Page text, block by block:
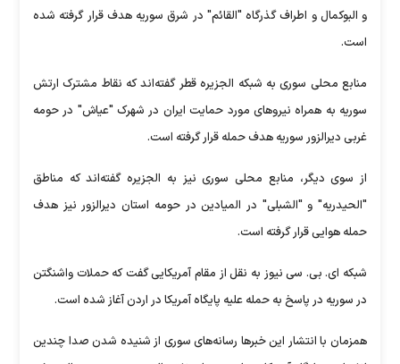
و البوکمال و اطراف گذرگاه "القائم" در شرق سوریه هدف قرار گرفته شده
است.
منابع محلی سوری به شبکه الجزیره قطر گفته‌اند که نقاط مشترک ارتش
سوریه به همراه نیرو‌های مورد حمایت ایران در شهرک "عیاش" در حومه
غربی دیرالزور سوریه هدف حمله قرار گرفته است.
از سوی دیگر، منابع محلی سوری نیز به الجزیره گفته‌اند که مناطق
"الحیدریه" و "الشبلی" در المیادین در حومه استان دیرالزور نیز هدف
حمله هوایی قرار گرفته است.
شبکه ای. بی. سی نیوز به نقل از مقام آمریکایی گفت که حملات واشنگتن
در سوریه در پاسخ به حمله علیه پایگاه آمریکا در اردن آغاز شده است.
همزمان با انتشار این خبر‌ها رسانه‌های سوری از شنیده شدن صدا چندین